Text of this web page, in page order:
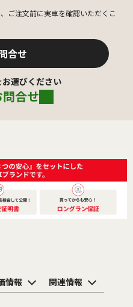
ご注文前に実車を確認いただくこ
合せ
選びください
合せ
情報 関連情報